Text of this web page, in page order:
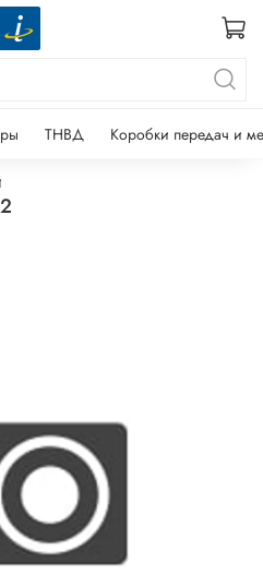
ТНВД Коробки передач и